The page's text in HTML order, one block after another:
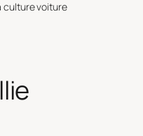
culture voiture